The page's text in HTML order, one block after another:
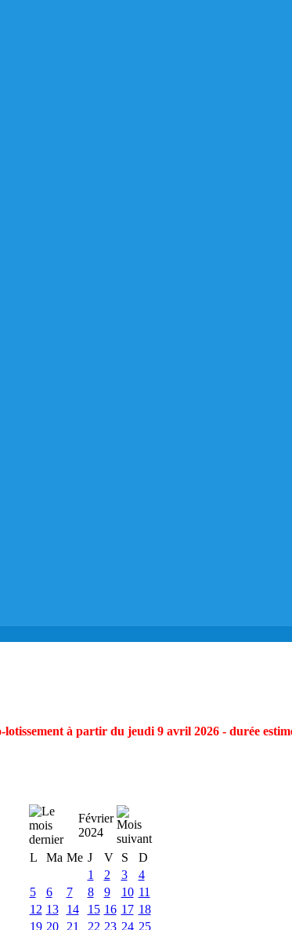
à partir du jeudi 9 avril 2026 - durée
Février
2024
L
Ma Me J V S
D
1
2 3
4
5
6 7 8 9 10 11
12 13 14 15 16 17 18
19 20 21 22 23 24 25